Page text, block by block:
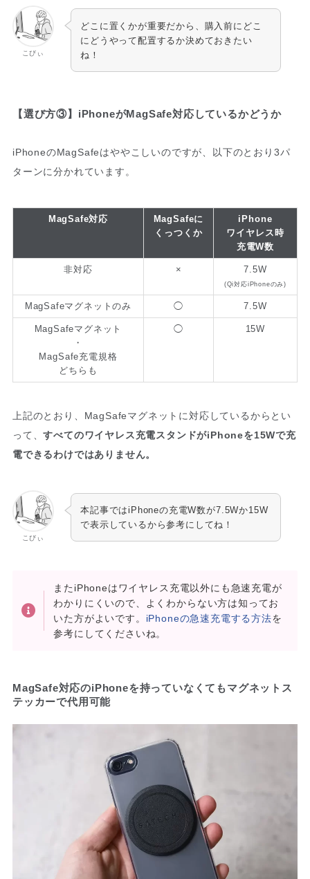
こびぃ
どこに置くかが重要だから、購入前にどこ
にどうやって配置するか決めておきたい
ね！
【選び方③】iPhoneがMagSafe対応しているかどうか
iPhoneのMagSafeはややこしいのですが、以下のとおり3パ
ターンに分かれています。
MagSafe対応
MagSafeに
くっつくか
iPhone
ワイヤレス時
充電W数
非対応 × 7.5W
(Qi対応iPhoneのみ)
MagSafeマグネットのみ ◯ 7.5W
MagSafeマグネット
・
MagSafe充電規格
どちらも
◯ 15W
上記のとおり、MagSafeマグネットに対応しているからとい
って、すべてのワイヤレス充電スタンドがiPhoneを15Wで充
電できるわけではありません。
こびぃ
本記事ではiPhoneの充電W数が7.5Wか15W
で表示しているから参考にしてね！
またiPhoneはワイヤレス充電以外にも急速充電が
わかりにくいので、よくわからない方は知ってお
いた方がよいです。 iPhoneの急速充電する方法を
参考にしてくださいね。
MagSafe対応のiPhoneを持っていなくてもマグネットス
テッカーで代用可能